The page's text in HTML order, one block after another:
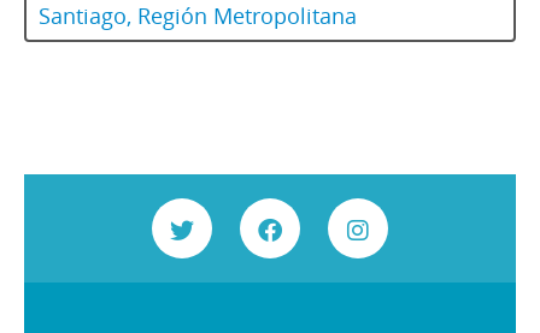
Santiago, Región Metropolitana